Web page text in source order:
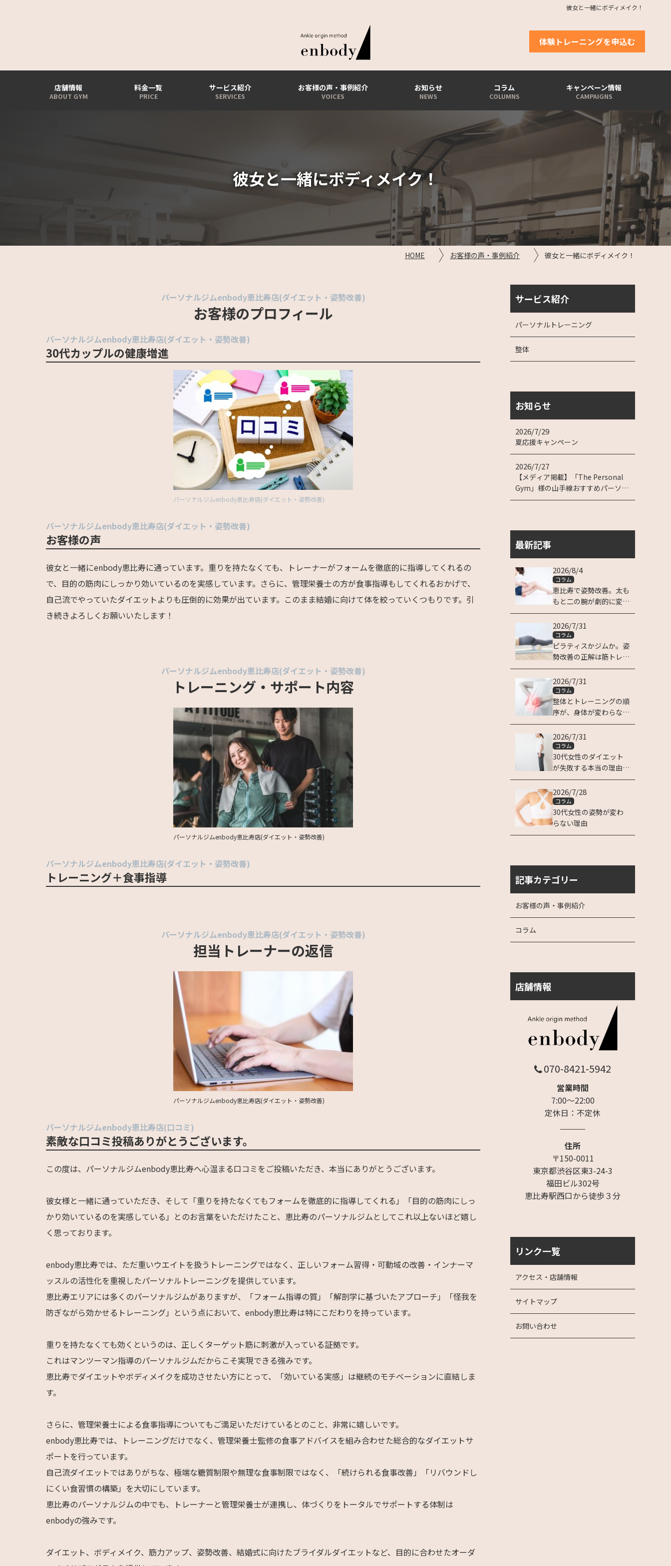
彼女と一緒にボディメイク！
体験トレーニングを申込む
店舗情報 料金一覧 サービス紹介 お客様の声・事例紹介 お知らせ コラム キャンペーン情報
彼女と一緒にボディメイク！
HOME お客様の声・事例紹介 彼女と一緒にボディメイク！
パーソナルジムenbody恵比寿店(ダイエット・姿勢改善)
お客様のプロフィール
パーソナルジムenbody恵比寿店(ダイエット・姿勢改善)
30代カップルの健康増進
パーソナルジムenbody恵比寿店(ダイエット・姿勢改善)
パーソナルジムenbody恵比寿店(ダイエット・姿勢改善)
お客様の声
彼女と一緒にenbody恵比寿に通っています。重りを持たなくても、トレーナーがフォームを徹底的に指導してくれるの
で、目的の筋肉にしっかり効いているのを実感しています。さらに、管理栄養士の方が食事指導もしてくれるおかげで、
自己流でやっていたダイエットよりも圧倒的に効果が出ています。このまま結婚に向けて体を絞っていくつもりです。引
き続きよろしくお願いいたします！
パーソナルジムenbody恵比寿店(ダイエット・姿勢改善)
トレーニング・サポート内容
パーソナルジムenbody恵比寿店(ダイエット・姿勢改善)
パーソナルジムenbody恵比寿店(ダイエット・姿勢改善)
トレーニング＋食事指導
パーソナルジムenbody恵比寿店(ダイエット・姿勢改善)
担当トレーナーの返信
パーソナルジムenbody恵比寿店(ダイエット・姿勢改善)
パーソナルジムenbody恵比寿店(口コミ)
素敵な口コミ投稿ありがとうございます。
この度は、パーソナルジムenbody恵比寿へ心温まる口コミをご投稿いただき、本当にありがとうございます。
彼女様と一緒に通っていただき、そして「重りを持たなくてもフォームを徹底的に指導してくれる」「目的の筋肉にしっ
かり効いているのを実感している」とのお言葉をいただけたこと、恵比寿のパーソナルジムとしてこれ以上ないほど嬉し
く思っております。
enbody恵比寿では、ただ重いウエイトを扱うトレーニングではなく、正しいフォーム習得・可動域の改善・インナーマ
ッスルの活性化を重視したパーソナルトレーニングを提供しています。
恵比寿エリアには多くのパーソナルジムがありますが、「フォーム指導の質」「解剖学に基づいたアプローチ」「怪我を
防ぎながら効かせるトレーニング」という点において、enbody恵比寿は特にこだわりを持っています。
重りを持たなくても効くというのは、正しくターゲット筋に刺激が入っている証拠です。
これはマンツーマン指導のパーソナルジムだからこそ実現できる強みです。
恵比寿でダイエットやボディメイクを成功させたい方にとって、「効いている実感」は継続のモチベーションに直結しま
す。
さらに、管理栄養士による食事指導についてもご満足いただけているとのこと、非常に嬉しいです。
enbody恵比寿では、トレーニングだけでなく、管理栄養士監修の食事アドバイスを組み合わせた総合的なダイエットサ
ポートを行っています。
自己流ダイエットではありがちな、極端な糖質制限や無理な食事制限ではなく、「続けられる食事改善」「リバウンドし
にくい食習慣の構築」を大切にしています。
恵比寿のパーソナルジムの中でも、トレーナーと管理栄養士が連携し、体づくりをトータルでサポートする体制は
enbodyの強みです。
ダイエット、ボディメイク、筋力アップ、姿勢改善、結婚式に向けたブライダルダイエットなど、目的に合わせたオーダ
サービス紹介
パーソナルトレーニング
整体
お知らせ
2026/7/29
夏応援キャンペーン
2026/7/27
【メディア掲載】「The Personal
Gym」様の山手線おすすめパーソナ
ルジム特集に掲載されました！
最新記事
2026/8/4
コラム
恵比寿で姿勢改善。太も
もと二の腕が劇的に変わ
る理由
2026/7/31
コラム
ピラティスかジムか。姿
勢改善の正解は筋トレに
ある
2026/7/31
コラム
整体とトレーニングの順
序が、身体が変わらない
理由です
2026/7/31
コラム
30代女性のダイエット
が失敗する本当の理由は
姿勢にある
2026/7/28
コラム
30代女性の姿勢が変わ
らない理由
記事カテゴリー
お客様の声・事例紹介
コラム
店舗情報
070-8421-5942
営業時間
7:00～22:00
定休日：不定休
住所
〒150-0011
東京都渋谷区東3-24-3
福田ビル302号
恵比寿駅西口から徒歩３分
リンク一覧
アクセス・店舗情報
サイトマップ
お問い合わせ